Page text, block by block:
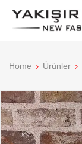
Home Ürünler